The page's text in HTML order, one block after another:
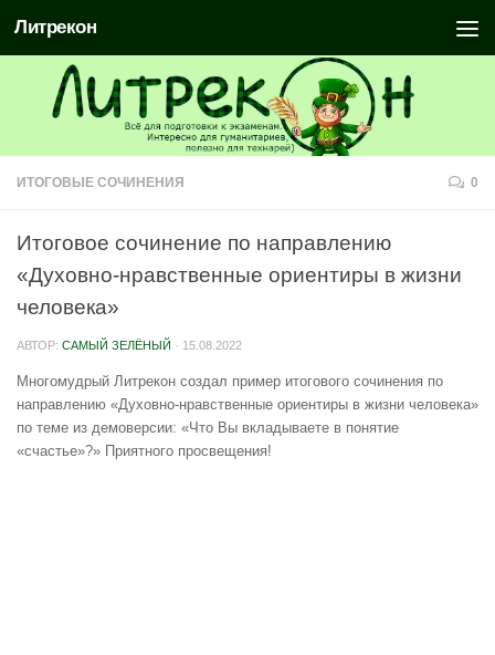
Литрекон
ИТОГОВЫЕ СОЧИНЕНИЯ 0
Итоговое сочинение по направлению
«Духовно-нравственные ориентиры в жизни
человека»
АВТОР: САМЫЙ ЗЕЛЁНЫЙ · 15.08.2022
Многомудрый Литрекон создал пример итогового сочинения по
направлению «Духовно-нравственные ориентиры в жизни человека»
по теме из демоверсии: «Что Вы вкладываете в понятие
«счастье»?» Приятного просвещения!